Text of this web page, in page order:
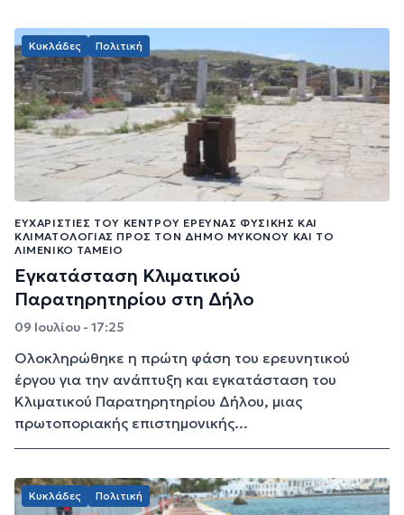
Κυκλάδες Πολιτική
ΕΥΧΑΡΙΣΤΊΕΣ ΤΟΥ ΚΈΝΤΡΟΥ ΈΡΕΥΝΑΣ ΦΥΣΙΚΉΣ ΚΑΙ
ΚΛΙΜΑΤΟΛΟΓΊΑΣ ΠΡΟΣ ΤΟΝ ΔΉΜΟ ΜΥΚΌΝΟΥ ΚΑΙ ΤΟ
ΛΙΜΕΝΙΚΌ ΤΑΜΕΊΟ
Εγκατάσταση Κλιματικού
Παρατηρητηρίου στη Δήλο
09 Ιουλίου - 17:25
Ολοκληρώθηκε η πρώτη φάση του ερευνητικού
έργου για την ανάπτυξη και εγκατάσταση του
Κλιματικού Παρατηρητηρίου Δήλου, μιας
πρωτοποριακής επιστημονικής...
Κυκλάδες Πολιτική